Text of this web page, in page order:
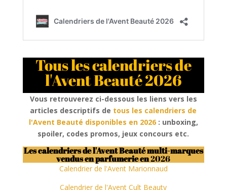
Tous les calendriers de
l'Avent Beauté 2026
Vous retrouverez ci-dessous les liens vers les
articles descriptifs de tous les calendriers de
l'Avent Beauté disponibles en 2026: unboxing,
spoiler, codes promos, jeux concours etc.
Les calendriers de l'Avent Beauté multi-marques
vendus en parfumerie en2026
Calendrier de l'Avent Marionnaud
Calendrier de l'Avent Cult Beauty